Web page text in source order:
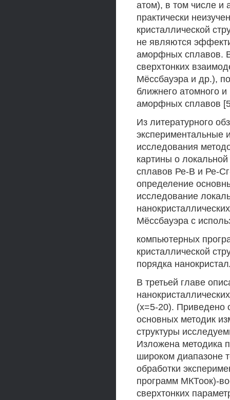
атом), в том числе и
практически
кристаллической
не являются
аморфных сплавов.
сверхтонких
Мёссбауэра и др.),
ближнего атомного
аморфных сплавов
Из литературного
экспериментальные
исследования
картины о
сплавов Ре-В и Ре-
определение
исследование
Мёссбауэра с
компьютерных
кристаллической
порядка
В третьей главе
(х=5-20). Приведено
основных методик
структуры
Изложена методика
широком диапазоне
обработки
программ МКТоок)-
сверхтонких